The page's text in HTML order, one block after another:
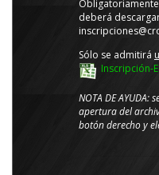
deberá
Sólo se admitirá
Inscripción-
NOTA DE
apertura del
botón derecho y